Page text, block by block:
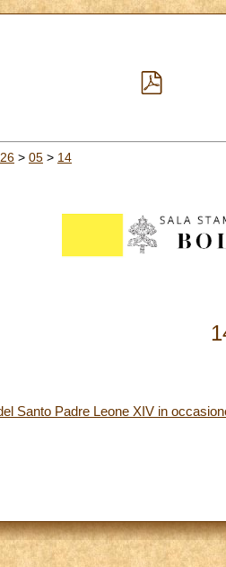
> 05 > 14
Santo Padre Leone XIV in